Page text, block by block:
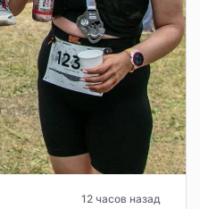
12 часов назад